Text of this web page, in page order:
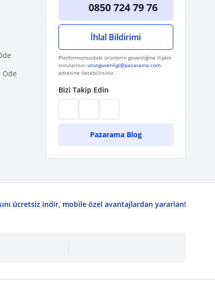
Öde
0850 724 79 76
İhlal Bildirimi
Platformumuzdaki ürünlerin güvenliğine ilişkin
sorularınızı urunguvenligi@pazarama.com
adresine iletebilirsiniz.
Bizi Takip Edin
Pazarama Blog
ücretsiz indir, mobile özel avantajlardan yararlan!